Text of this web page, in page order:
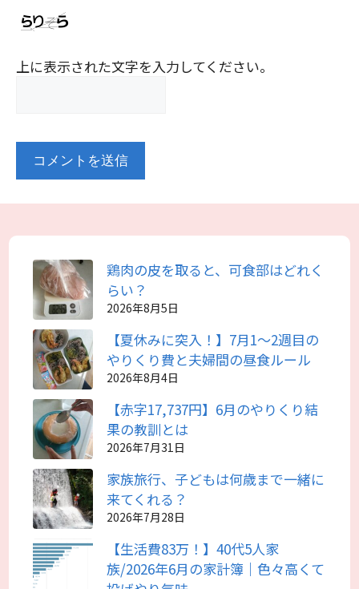
上に表示された文字を入力してください。
鶏肉の皮を取ると、可食部はどれく
らい？
2026年8月5日
【夏休みに突入！】7月1～2週目の
やりくり費と夫婦間の昼食ルール
2026年8月4日
【赤字17,737円】6月のやりくり結
果の教訓とは
2026年7月31日
家族旅行、子どもは何歳まで一緒に
来てくれる？
2026年7月28日
【生活費83万！】40代5人家
族/2026年6月の家計簿｜色々高くて